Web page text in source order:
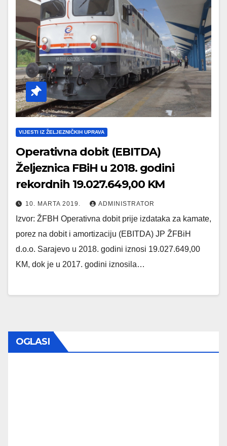
VIJESTI IZ ŽELJEZNIČKIH UPRAVA
Operativna dobit (EBITDA)
Željeznica FBiH u 2018. godini
rekordnih 19.027.649,00 KM
10. MARTA 2019. ADMINISTRATOR
Izvor: ŽFBH Operativna dobit prije izdataka za kamate,
porez na dobit i amortizaciju (EBITDA) JP ŽFBiH
d.o.o. Sarajevo u 2018. godini iznosi 19.027.649,00
KM, dok je u 2017. godini iznosila…
OGLASI